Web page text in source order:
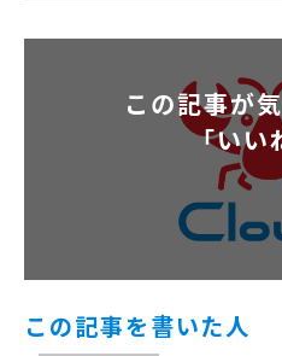
この記事が
「いい
この記事を書いた人